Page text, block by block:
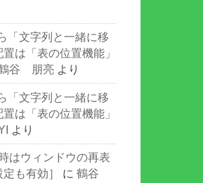
「文字列と一緒に移
は「表の位置機能」
谷 朋亮 より
「文字列と一緒に移
は「表の位置機能」
より
はウィンドウの再表
も有効］
に 鶴谷